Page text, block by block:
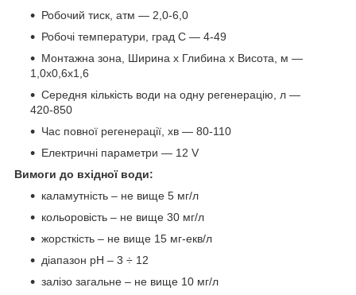
Робочий тиск, атм — 2,0-6,0
Робочі температури, град С — 4-49
Монтажна зона, Ширина х Глибина х Висота, м —
1,0х0,6х1,6
Середня кількість води на одну регенерацію, л —
420-850
Час повної регенерації, хв — 80-110
Електричні параметри ― 12 V
Вимоги до вхідної води:
каламутність – не вище 5 мг/л
кольоровість – не вище 30 мг/л
жорсткість – не вище 15 мг-екв/л
діапазон pH – 3 ÷ 12
залізо загальне – не вище 10 мг/л